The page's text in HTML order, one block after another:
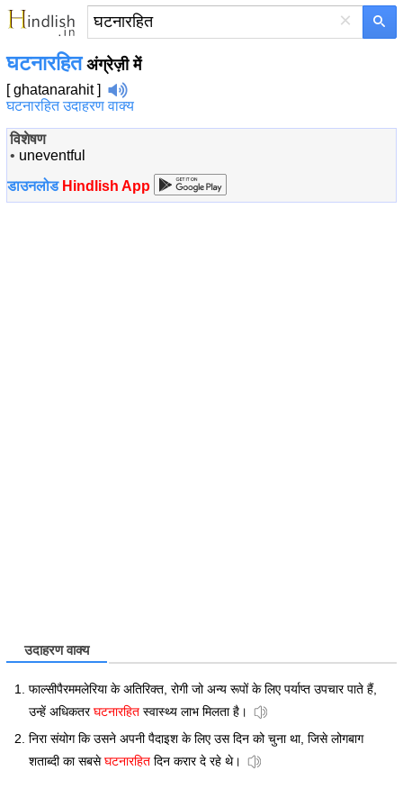
×
घटनारहितअंग्रेज़ी में
[ ghatanarahit ]
घटनारहित उदाहरण वाक्य
विशेषण
• uneventful
डाउनलोड Hindlish App
उदाहरण वाक्य
फाल्सीपैरममलेरिया के अतिरिक्त, रोगी जो अन्य रूपों के लिए पर्याप्त उपचार पाते हैं,
उन्हें अधिकतरघटनारहित स्वास्थ्य लाभ मिलता है।
निरा संयोग कि उसने अपनी पैदाइश के लिए उस दिन को चुना था, जिसे लोगबाग
शताब्दी का सबसेघटनारहित दिन करार दे रहे थे।